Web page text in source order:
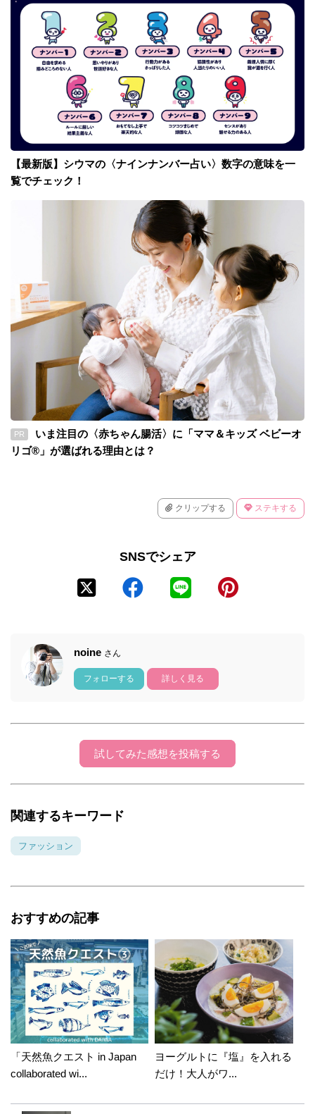
【最新版】シウマの〈ナインナンバー占い〉数字の意味を一
覧でチェック！
PR
いま注目の〈赤ちゃん腸活〉に「ママ＆キッズ ベビーオ
リゴ®」が選ばれる理由とは？
クリップする ステキする
SNSでシェア
noine さん
フォローする 詳しく見る
試してみた感想を投稿する
関連するキーワード
ファッション
おすすめの記事
「天然魚クエスト in Japan
collaborated wi...
ヨーグルトに『塩』を入れる
だけ！大人がワ...